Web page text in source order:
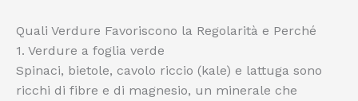
Quali Verdure Favoriscono la Regolarità e Perché
1. Verdure a foglia verde
Spinaci, bietole, cavolo riccio (kale) e lattuga sono
ricchi di fibre e di magnesio, un minerale che